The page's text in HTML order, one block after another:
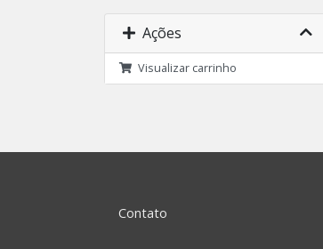
Ações
Visualizar carrinho
Contato